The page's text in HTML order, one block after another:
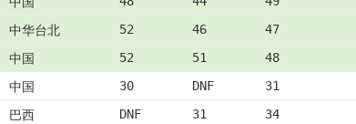
中华台北 52        46        47
中国 52        51        48
中国 30        DNF       31
巴西 DNF       31        34